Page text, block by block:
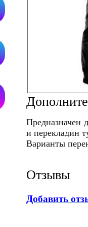
Предназначен
и перекладин
Варианты
Отзывы
Добавить